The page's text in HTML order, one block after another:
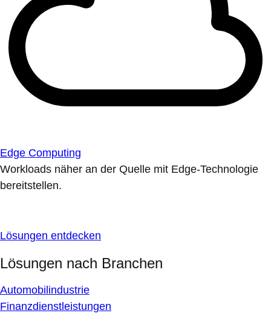
Edge Computing
Workloads näher an der Quelle mit Edge-Technologie
bereitstellen.
Lösungen entdecken
Lösungen nach Branchen
Automobilindustrie
Finanzdienstleistungen